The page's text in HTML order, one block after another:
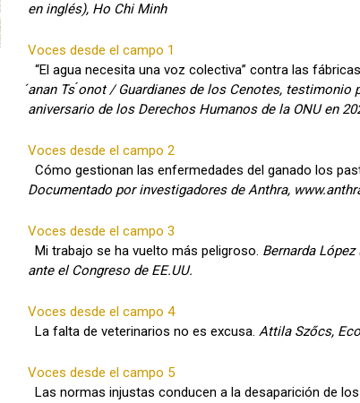
en inglés), Ho Chi Minh
Voces desde el campo 1
“El agua necesita una voz colectiva” contra las
́anan Ts ́onot / Guardianes de los Cenotes, testimonio
aniversario de los Derechos Humanos de la ONU en
Voces desde el campo 2
Cómo gestionan las enfermedades del ganado los
Documentado por investigadores de Anthra,
Voces desde el campo 3
Mi trabajo se ha vuelto más peligroso. Bernarda
ante el Congreso de EE.UU.
Voces desde el campo 4
La falta de veterinarios no es excusa. Attila Szőcs,
Voces desde el campo 5
Las normas injustas conducen a la desaparición de